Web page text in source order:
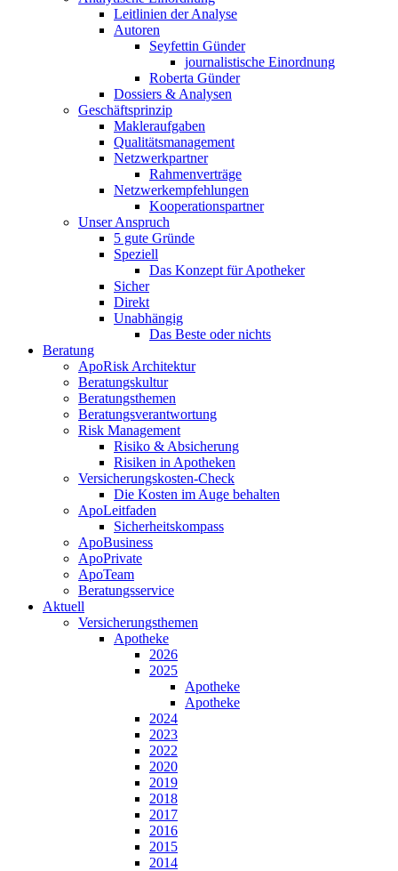
Leitlinien der Analyse
Autoren
Seyfettin Günder
journalistische Einordnung
Roberta Günder
Dossiers & Analysen
Geschäftsprinzip
Makleraufgaben
Qualitätsmanagement
Netzwerkpartner
Rahmenverträge
Netzwerkempfehlungen
Kooperationspartner
Unser Anspruch
5 gute Gründe
Speziell
Das Konzept für Apotheker
Sicher
Direkt
Unabhängig
Das Beste oder nichts
Beratung
ApoRisk Architektur
Beratungskultur
Beratungsthemen
Beratungsverantwortung
Risk Management
Risiko & Absicherung
Risiken in Apotheken
Versicherungskosten-Check
Die Kosten im Auge behalten
ApoLeitfaden
Sicherheitskompass
ApoBusiness
ApoPrivate
ApoTeam
Beratungsservice
Aktuell
Versicherungsthemen
Apotheke
2026
2025
Apotheke
Apotheke
2024
2023
2022
2020
2019
2018
2017
2016
2015
2014